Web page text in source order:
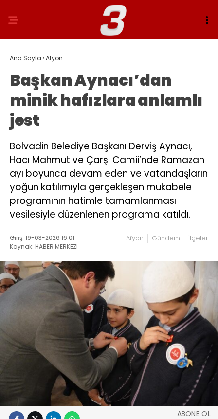
Ana Sayfa ›Afyon
Başkan Aynacı’dan
minik hafızlara anlamlı
jest
Bolvadin Belediye Başkanı Derviş Aynacı,
Hacı Mahmut ve Çarşı Camii’nde Ramazan
ayı boyunca devam eden ve vatandaşların
yoğun katılımıyla gerçekleşen mukabele
programının hatimle tamamlanması
vesilesiyle düzenlenen programa katıldı.
Giriş: 19-03-2026 16:01
Kaynak: HABER MERKEZI
Afyon Gündem İlçeler
ABONE OL